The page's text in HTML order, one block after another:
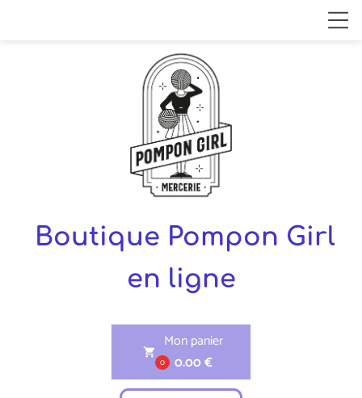
Boutique Pompon Girl
en ligne
shopping_cart
0
Mon panier
0.00 €